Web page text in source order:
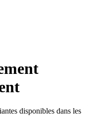
disponibles dans les